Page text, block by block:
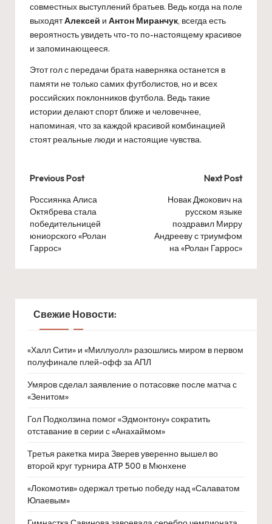
совместных выступлений братьев. Ведь когда на поле
выходятАлексей и Антон Миранчук, всегда есть
вероятность увидеть что-то по-настоящему красивое
и запоминающееся.
Этот гол с передачи брата наверняка останется в
памяти не только самих футболистов, но и всех
российских поклонников футбола. Ведь такие
истории делают спорт ближе и человечнее,
напоминая, что за каждой красивой комбинацией
стоят реальные люди и настоящие чувства.
Post
navigation
Previous Post
Россиянка Алиса
Октябрева стала
победительницей
юниорского «Ролан
Гаррос»
Next Post
Новак Джокович на
русском языке
поздравил Мирру
Андрееву с триумфом
на «Ролан Гаррос»
Свежие Новости:
«Халл Сити» и «Миллуолл» разошлись миром в первом
полуфинале плей-офф за АПЛ
Умяров сделал заявление о потасовке после матча с
«Зенитом»
Гол Подколзина помог «Эдмонтону» сократить
отставание в серии с «Анахаймом»
Третья ракетка мира Зверев уверенно вышел во
второй круг турнира ATP 500 в Мюнхене
«Локомотив» одержал третью победу над «Салаватом
Юлаевым»